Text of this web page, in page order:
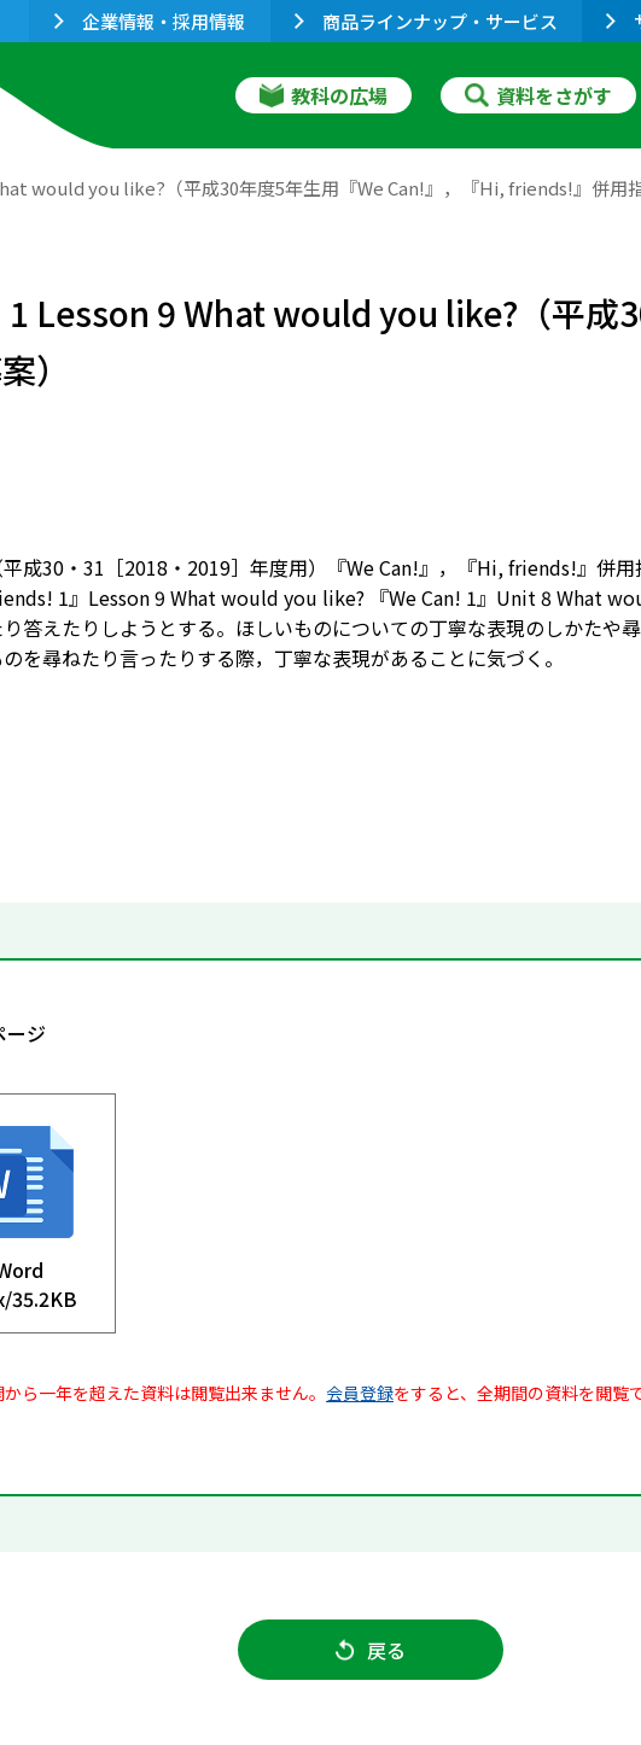
企業情報・採用情報 商品ラインナップ・サービス
教科の広場 資料をさがす
would you like?（平成30年度5年生用『We Can!』，『Hi, friends!』併用指
Lesson 9 What would you like?（平成
）
平成30・31［2018・2019］年度用）『We Can!』，『Hi, friends!』併
1』Lesson 9 What would you like? 『We Can! 1』Unit 8 What
り答えたりしようとする。ほしいものについての丁寧な表現のしかたや
を尋ねたり言ったりする際，丁寧な表現があることに気づく。
ージ
35.2KB
ら一年を超えた資料は閲覧出来ません。 会員登録をすると、全期間の資料を閲覧
戻る